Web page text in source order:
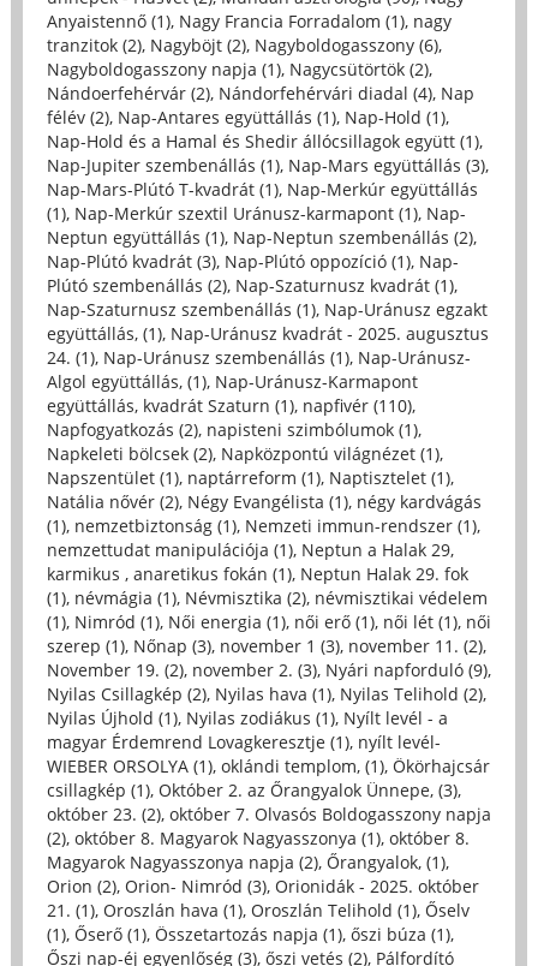
Anyaistennő (1), Nagy Francia Forradalom (1), nagy
tranzitok (2), Nagyböjt (2), Nagyboldogasszony (6),
Nagyboldogasszony napja (1), Nagycsütörtök (2),
Nándoerfehérvár (2), Nándorfehérvári diadal (4), Nap
félév (2), Nap-Antares együttállás (1), Nap-Hold (1),
Nap-Hold és a Hamal és Shedir állócsillagok együtt (1),
Nap-Jupiter szembenállás (1), Nap-Mars együttállás (3),
Nap-Mars-Plútó T-kvadrát (1), Nap-Merkúr együttállás
(1), Nap-Merkúr szextil Uránusz-karmapont (1), Nap-
Neptun együttállás (1), Nap-Neptun szembenállás (2),
Nap-Plútó kvadrát (3), Nap-Plútó oppozíció (1), Nap-
Plútó szembenállás (2), Nap-Szaturnusz kvadrát (1),
Nap-Szaturnusz szembenállás (1), Nap-Uránusz egzakt
együttállás, (1), Nap-Uránusz kvadrát - 2025. augusztus
24. (1), Nap-Uránusz szembenállás (1), Nap-Uránusz-
Algol együttállás, (1), Nap-Uránusz-Karmapont
együttállás, kvadrát Szaturn (1), napfivér (110),
Napfogyatkozás (2), napisteni szimbólumok (1),
Napkeleti bölcsek (2), Napközpontú világnézet (1),
Napszentület (1), naptárreform (1), Naptisztelet (1),
Natália nővér (2), Négy Evangélista (1), négy kardvágás
(1), nemzetbiztonság (1), Nemzeti immun-rendszer (1),
nemzettudat manipulációja (1), Neptun a Halak 29,
karmikus , anaretikus fokán (1), Neptun Halak 29. fok
(1), névmágia (1), Névmisztika (2), névmisztikai védelem
(1), Nimród (1), Női energia (1), női erő (1), női lét (1), női
szerep (1), Nőnap (3), november 1 (3), november 11. (2),
November 19. (2), november 2. (3), Nyári napforduló (9),
Nyilas Csillagkép (2), Nyilas hava (1), Nyilas Telihold (2),
Nyilas Újhold (1), Nyilas zodiákus (1), Nyílt levél - a
magyar Érdemrend Lovagkeresztje (1), nyílt levél-
WIEBER ORSOLYA (1), oklándi templom, (1), Ökörhajcsár
csillagkép (1), Október 2. az Őrangyalok Ünnepe, (3),
október 23. (2), október 7. Olvasós Boldogasszony napja
(2), október 8. Magyarok Nagyasszonya (1), október 8.
Magyarok Nagyasszonya napja (2), Őrangyalok, (1),
Orion (2), Orion- Nimród (3), Orionidák - 2025. október
21. (1), Oroszlán hava (1), Oroszlán Telihold (1), Őselv
(1), Őserő (1), Összetartozás napja (1), őszi búza (1),
Őszi nap-éj egyenlőség (3), őszi vetés (2), Pálfordító